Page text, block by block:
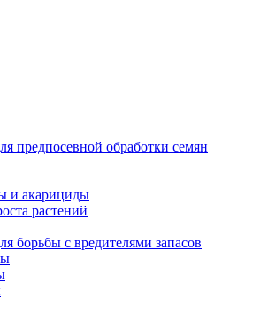
предпосевной обработки семян
и акарициды
растений
борьбы с вредителями запасов